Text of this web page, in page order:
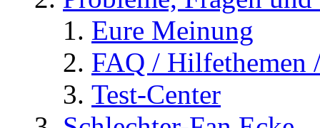
Eure Meinung
FAQ / Hilfethemen
Test-Center